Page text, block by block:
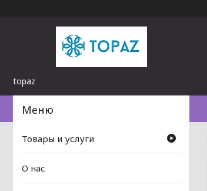
topaz
Товары и услуги
О нас